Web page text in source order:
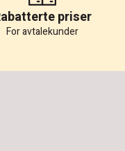
priser
For avtalekunder